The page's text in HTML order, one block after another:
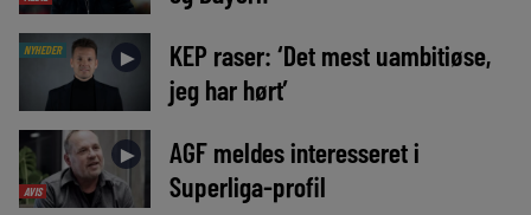
NYHEDER ►
KEP raser: ‘Det mest uambitiøse,
jeg har hørt’
AVIS
►
AGF meldes interesseret i
Superliga-profil